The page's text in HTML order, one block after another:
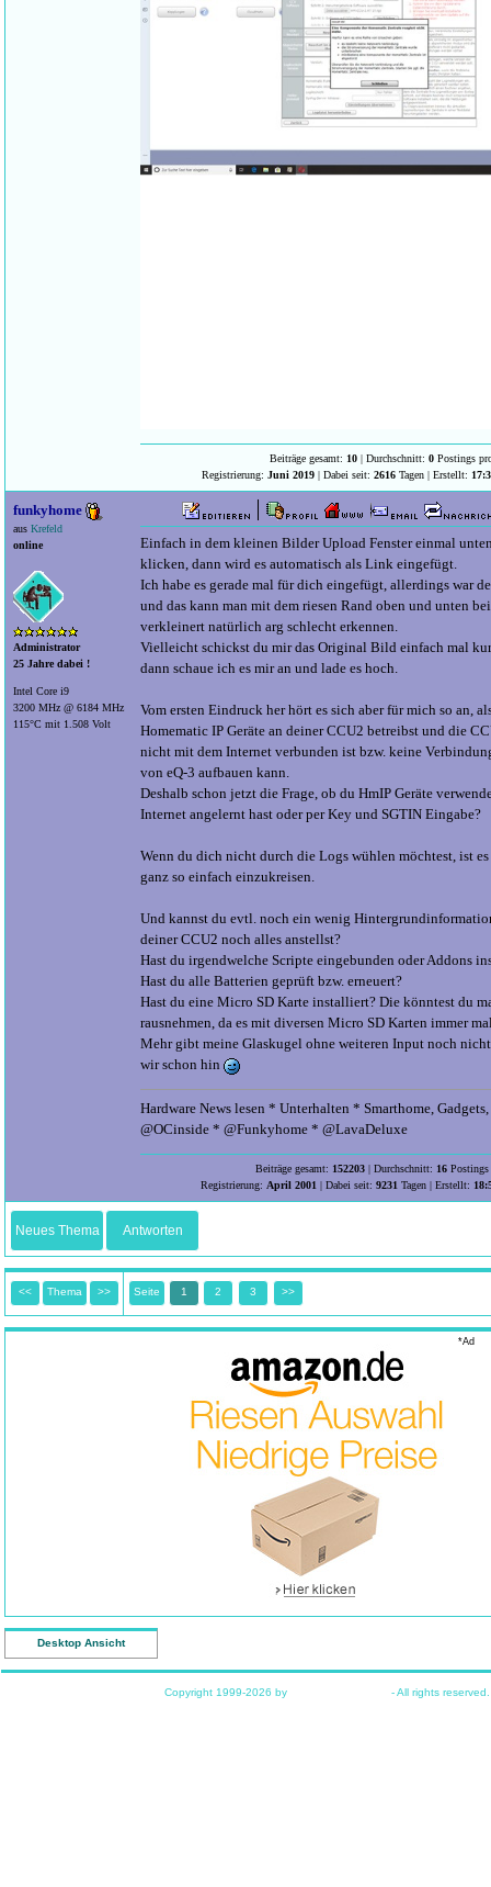
Beiträge gesamt: 10| Durchschnitt: 0Postings
Registrierung: Juni 2019 | Dabei seit: 2616 Tagen | Erstellt:
funkyhome
aus Krefeld
online
Administrator
25 Jahre dabei !
Intel Core i9
3200 MHz @ 6184 MHz
115°C mit 1.508 Volt
Einfach in dem kleinen Bilder Upload Fenster einmal
klicken, dann wird es automatisch als Link eingefügt.
Ich habe es gerade mal für dich eingefügt, allerdings war
und das kann man mit dem riesen Rand oben und unten
verkleinert natürlich arg schlecht erkennen.
Vielleicht schickst du mir das Original Bild einfach mal
dann schaue ich es mir an und lade es hoch.
Vom ersten Eindruck her hört es sich aber für mich so an,
Homematic IP Geräte an deiner CCU2 betreibst und die
nicht mit dem Internet verbunden ist bzw. keine
von eQ-3 aufbauen kann.
Deshalb schon jetzt die Frage, ob du HmIP Geräte
Internet angelernt hast oder per Key und SGTIN Eingabe?
Wenn du dich nicht durch die Logs wühlen möchtest, ist
ganz so einfach einzukreisen.
Und kannst du evtl. noch ein wenig
deiner CCU2 noch alles anstellst?
Hast du irgendwelche Scripte eingebunden oder Addons
Hast du alle Batterien geprüft bzw. erneuert?
Hast du eine Micro SD Karte installiert? Die könntest du
rausnehmen, da es mit diversen Micro SD Karten immer
Mehr gibt meine Glaskugel ohne weiteren Input noch nicht
wir schon hin
Hardware News lesen * Unterhalten * Smarthome,
@OCinside * @Funkyhome * @LavaDeluxe
Beiträge gesamt: 152203 | Durchschnitt: 16 Postings
Registrierung: April 2001 | Dabei seit: 9231 Tagen | Erstellt:
Neues Thema Antworten
<< Thema >> Seite 1 2 3 >>
*Ad
Desktop Ansicht
Copyright 1999-2026 by - All rights reserved.